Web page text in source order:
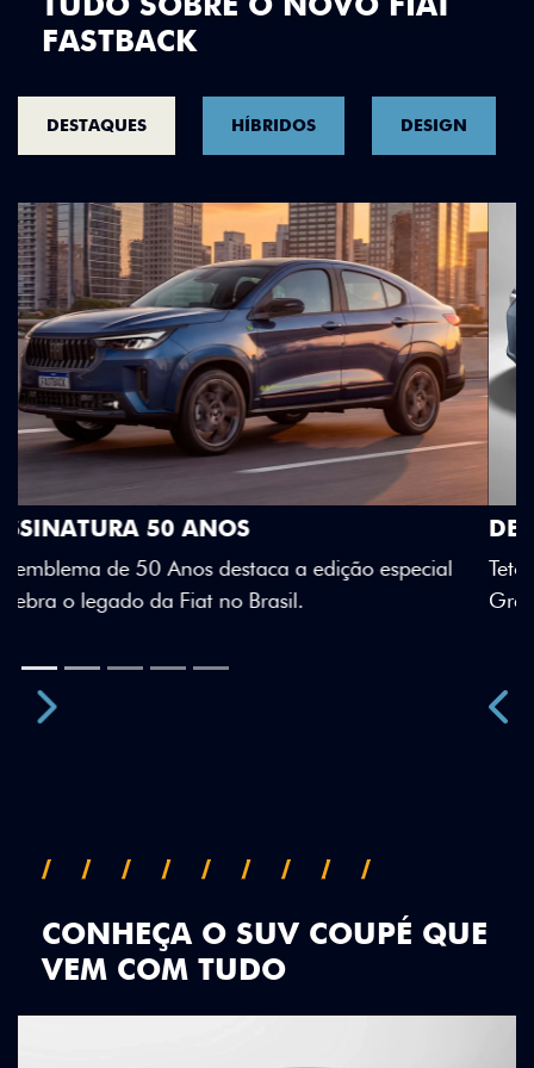
FASTBACK
DESTAQUES HÍBRIDOS DESIGN
DESIGN QUE SE DESTACA
Teto bicolor, adesivos estilizados e detalhes em Citrus
Green criam uma identidade visual única.
Previous
CONHEÇA O SUV COUPÉ QUE
VEM COM TUDO